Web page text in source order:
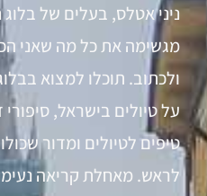
ניני אטלס, בעלים של
מגשימה את כל מה שאני
ולכתוב. תוכלו למצוא
על טיולים בישראל,
טיפים לטיולים ומדור
לראש. מאחלת קריאה